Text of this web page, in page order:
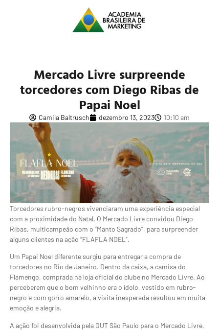
Mercado Livre surpreende
torcedores com Diego Ribas de
Papai Noel
Camila Baltrusch dezembro 13, 2023 10:10 am
Torcedores rubro-negros vivenciaram uma experiência especial
com a proximidade do Natal. O Mercado Livre convidou Diego
Ribas, multicampeão com o “Manto Sagrado”, para surpreender
alguns clientes na ação “FLAFLA NOEL”.
Um Papai Noel diferente surgiu para entregar a compra de
torcedores no Rio de Janeiro. Dentro da caixa, a camisa do
Flamengo, comprada na loja oficial do clube no Mercado Livre. Ao
perceberem que o bom velhinho era o ídolo, vestido em rubro-
negro e com gorro amarelo, a visita inesperada resultou em muita
emoção e alegria.
A ação foi desenvolvida pela GUT São Paulo para o Mercado Livre,